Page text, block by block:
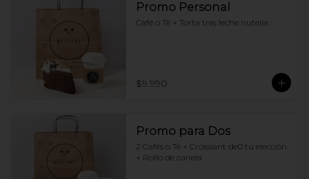
Promo Personal
Café o Té + Torta tres leche nutella
$9.990
Promo para Dos
2 Cafés o Té + Croissant de0 tu elección
+ Rollo de canela